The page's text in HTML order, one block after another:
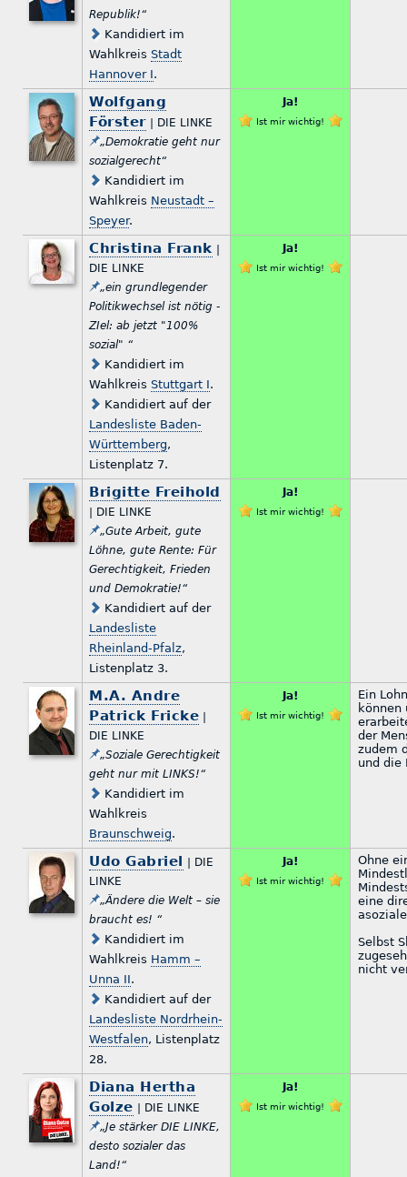
Republik!“
Kandidiert im
WahlkreisStadt
Hannover I.
Wolfgang
Förster| DIE LINKE
„Demokratie geht nur
sozialgerecht“
Kandidiert im
Wahlkreis Neustadt –
Speyer.
Ja!
Ist mir wichtig!
Christina Frank
DIE LINKE
„ein grundlegender
Politikwechsel ist nötig -
ZIel: ab jetzt "100%
sozial" “
Kandidiert im
WahlkreisStuttgart I.
Kandidiert auf der
Landesliste Baden-
Württemberg,
Listenplatz 7.
Ja!
Ist mir wichtig!
Brigitte Freihold
| DIE LINKE
„Gute Arbeit, gute
Löhne, gute Rente: Für
Gerechtigkeit, Frieden
und Demokratie!“
Kandidiert auf der
Landesliste
Rheinland-Pfalz,
Listenplatz 3.
Ja!
Ist mir wichtig!
M.A. Andre
Patrick Fricke
DIE LINKE
„Soziale Gerechtigkeit
geht nur mit LINKS!“
Kandidiert im
Wahlkreis
Braunschweig.
Ja!
Ist mir wichtig!
Ein
können
der
zudem
und die
Udo Gabriel
| DIE
LINKE
„Ändere die Welt – sie
braucht es! “
Kandidiert im
Wahlkreis Hamm –
Unna II.
Kandidiert auf der
Landesliste Nordrhein-
Westfalen, Listenplatz
28.
Ja!
Ist mir wichtig!
Ohne
eine
Selbst
nicht
Diana Hertha
Golze | DIE LINKE
„Je stärker DIE LINKE,
desto sozialer das
Land!“
Ja!
Ist mir wichtig!